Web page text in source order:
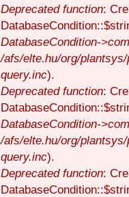
Deprecated function:
DatabaseCondition-
/afs/elte.hu/org/
query.inc).
Deprecated function:
DatabaseCondition-
/afs/elte.hu/org/
query.inc).
Deprecated function: